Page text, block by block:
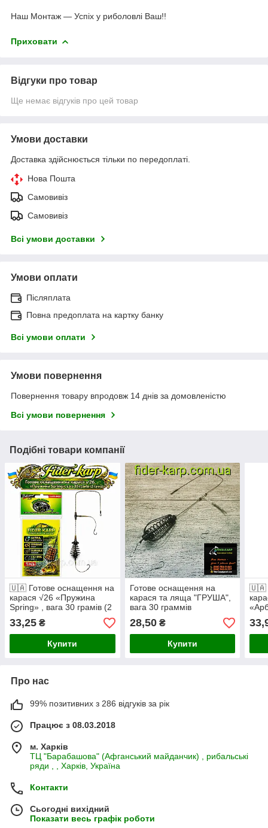
Наш Монтаж — Успіх у риболовлі Ваш!!
Приховати
Відгуки про товар
Ще немає відгуків про цей товар
Умови доставки
Доставка здійснюється тільки по передоплаті.
Нова Пошта
Самовивіз
Самовивіз
Всі умови доставки
Умови оплати
Післяплата
Повна предоплата на картку банку
Всі умови оплати
Умови повернення
Повернення товару впродовж 14 днів за домовленістю
Всі умови повернення
Подібні товари компанії
🇺🇦 Готове оснащення на
карася √26 «Пружина
Spring» , вага 30 грамів (2
гачка) 🇺🇦
33,25 ₴
Купити
Готове оснащення на
карася та ляща "ГРУША",
вага 30 граммів
28,50₴
Купити
🇺🇦
Про нас
99% позитивних з 286 відгуків за рік
Працює з 08.03.2018
м. Харків
ТЦ "Барабашова" (Афганський майданчик) , рибальські
ряди , , Харків, Україна
Контакти
Сьогодні вихідний
Показати весь графік роботи